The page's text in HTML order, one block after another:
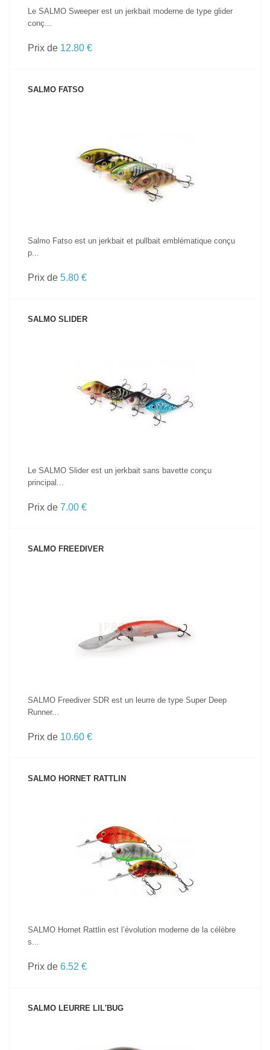
Le SALMO Sweeper est un jerkbait moderne de type glider
conç...
Prix de 12.80 €
SALMO FATSO
VOIR LE PRODUIT
Salmo Fatso est un jerkbait et pullbait emblématique conçu
p...
Prix de 5.80 €
SALMO SLIDER
VOIR LE PRODUIT
Le SALMO Slider est un jerkbait sans bavette conçu
principal...
Prix de 7.00 €
SALMO FREEDIVER
SALMO Freediver SDR est un leurre de type Super Deep
Runner...
Prix de 10.60 €
SALMO HORNET RATTLIN
VOIR LE PRODUIT
SALMO Hornet Rattlin est l’évolution moderne de la célèbre
s...
Prix de 6.52 €
SALMO LEURRE LIL'BUG